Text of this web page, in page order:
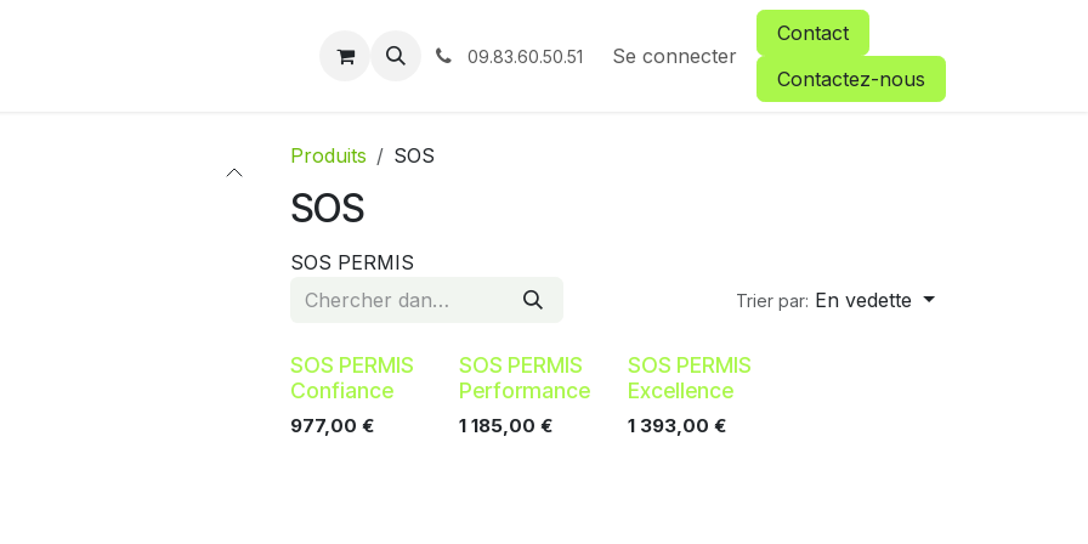
Sos permis Réservation passerelle
09.83.60.50.51 Se connecter
Contact
Contactez-nous
Produits SOS
SOS
SOS PERMIS
Trier par: En vedette
SOS PERMIS
Confiance
977,00 €
SOS PERMIS
Performance
1 185,00 €
SOS PERMIS
Excellence
1 393,00 €